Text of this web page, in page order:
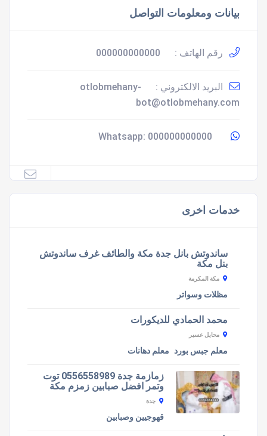
بيانات ومعلومات التواصل
رقم الهاتف : 000000000000
البريد الالكتروني :
otlobmehany-
bot@otlobmehany.com
000000000000
خدمات اخرى
ساندوتش بانل جدة مكة والطائف غرف ساندوتش
بنل مكة
مكة المكرمة
مظلات وسواتر
محمد الحمادي للديكورات
محايل عسير
معلم جبس بورد معلم دهانات
زمازمة جدة 0556558989 توت
وتمر افضل صبابين زمزم مكة
جدة
قهوجيين وصبابين